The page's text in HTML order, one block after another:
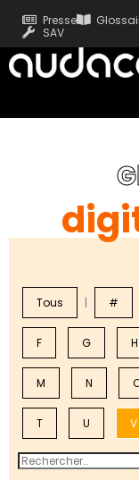
Presse
SAV
Tous | #
F G H
M N
T U V